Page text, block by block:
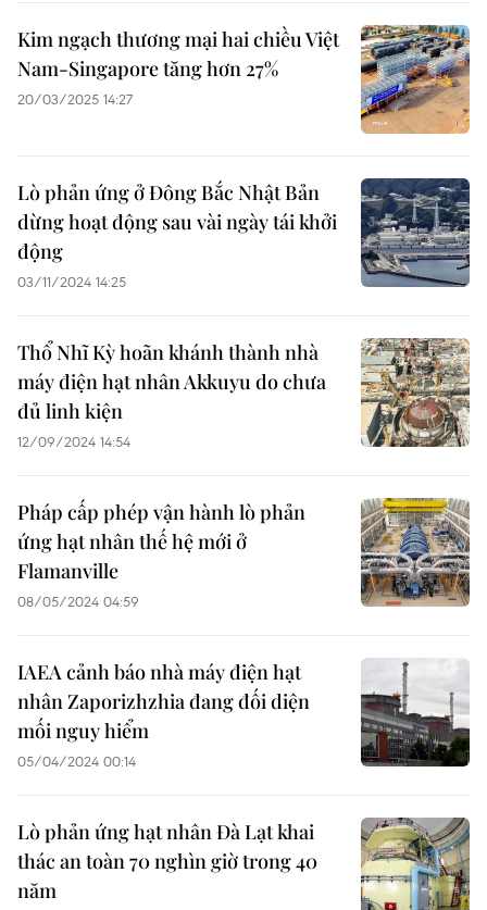
Kim ngạch thương mại hai chiều Việt
Nam-Singapore tăng hơn 27%
20/03/2025 14:27
Lò phản ứng ở Đông Bắc Nhật Bản
dừng hoạt động sau vài ngày tái khởi
động
03/11/2024 14:25
Thổ Nhĩ Kỳ hoãn khánh thành nhà
máy điện hạt nhân Akkuyu do chưa
đủ linh kiện
12/09/2024 14:54
Pháp cấp phép vận hành lò phản
ứng hạt nhân thế hệ mới ở
Flamanville
08/05/2024 04:59
IAEA cảnh báo nhà máy điện hạt
nhân Zaporizhzhia đang đối diện
mối nguy hiểm
05/04/2024 00:14
Lò phản ứng hạt nhân Đà Lạt khai
thác an toàn 70 nghìn giờ trong 40
năm